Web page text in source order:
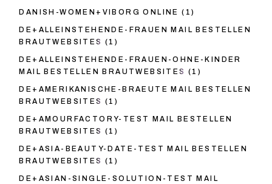
DANISH-WOMEN+VIBORG ONLINE (1)
DE+ALLEINSTEHENDE-FRAUEN MAIL BESTELLEN
BRAUTWEBSITES (1)
DE+ALLEINSTEHENDE-FRAUEN-OHNE-KINDER
MAIL BESTELLEN BRAUTWEBSITES (1)
DE+AMERIKANISCHE-BRAEUTE MAIL BESTELLEN
BRAUTWEBSITES (1)
DE+AMOURFACTORY-TEST MAIL BESTELLEN
BRAUTWEBSITES (1)
DE+ASIA-BEAUTY-DATE-TEST MAIL BESTELLEN
BRAUTWEBSITES (1)
DE+ASIAN-SINGLE-SOLUTION-TEST MAIL